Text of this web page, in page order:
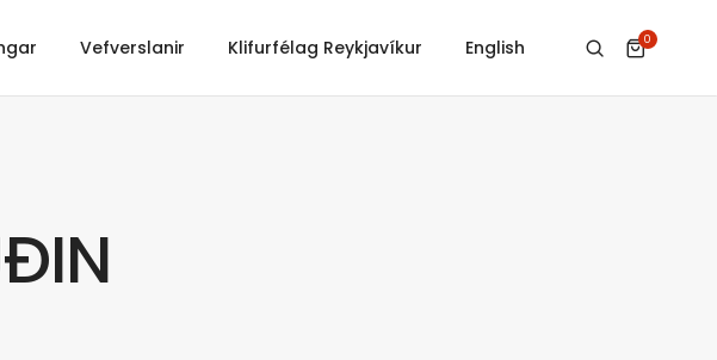
Vefverslanir Klifurfélag Reykjavíkur English 0